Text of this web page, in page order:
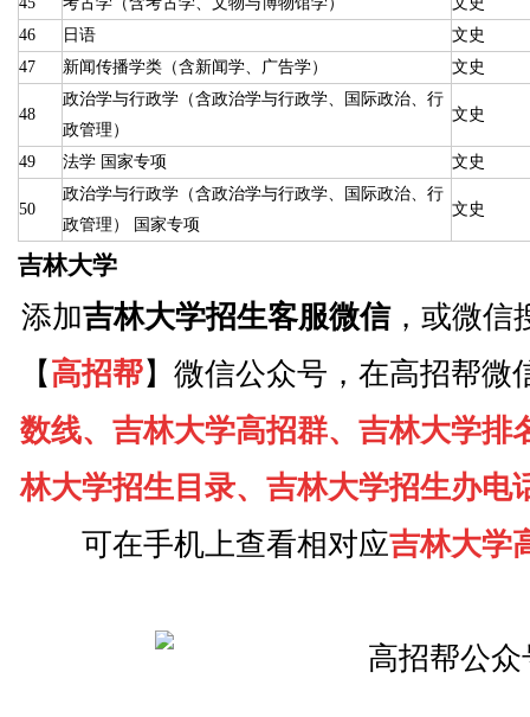
46
日语
文史
47
新闻传播学类（含新闻学、广告学） 文史
48
政治学与行政学（含政治学与行政学、国际政治、行
政管理）
文史
49 法学 国家专项 文史
50
政治学与行政学（含政治学与行政学、国际政治、行
政管理） 国家专项
文史
吉林大学
添加吉林大学招生客服微信，或微信
【 高招帮】微信公众号，在高招帮微
数线、吉林大学高招群、吉林大学排
林大学招生目录、吉林大学招生办电
可在手机上查看相对应吉林大学